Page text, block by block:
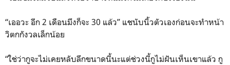
“เออวะ อีก 2 เดือนมึงก็จะ 30 แล้ว” แชนับนิ้วตัวเองก่อนจะทำหน้า
วิตกกังวลเล็กน้อย
“ใช่ว่ากูจะไม่เคยหลับลึกขนาดนี้นะแต่ช่วงนี้กูไม่ฝันเห็นเขาแล้ว กู